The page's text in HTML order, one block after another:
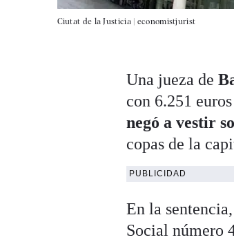
Ciutat de la Justicia | economistjurist
Una jueza de
con 6.251
negó a vestir
copas de la
PUBLICIDAD
En la
Social número